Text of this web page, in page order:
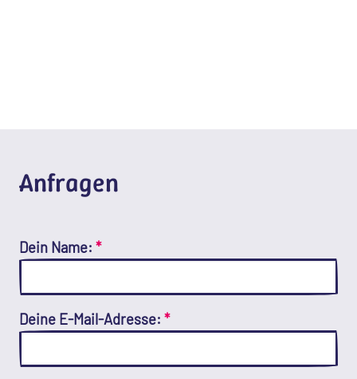
Anfragen
Dein Name: *
Deine E-Mail-Adresse: *